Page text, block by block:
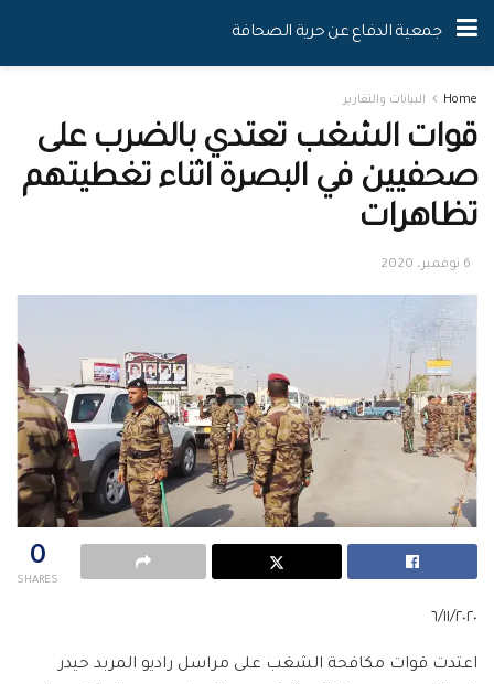
جمعية الدفاع عن حرية الصحافة
Home البيانات والتقارير
قوات الشغب تعتدي بالضرب على
صحفيين في البصرة اثناء تغطيتهم
تظاهرات
6 نوفمبر، 2020
0
SHARES
٦/١١/٢٠٢٠
اعتدت قوات مكافحة الشغب على مراسل راديو المربد حيدر